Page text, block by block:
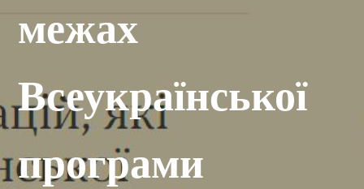
межах
Всеукраїнської
програми